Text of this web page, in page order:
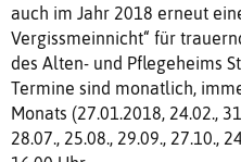
auch im Jahr 2018 erneut
Vergissmeinnicht“ für
des Alten- und Pflegeheims
Termine sind monatlich,
Monats (27.01.2018, 24.02.,
28.07., 25.08., 29.09., 27.10.,